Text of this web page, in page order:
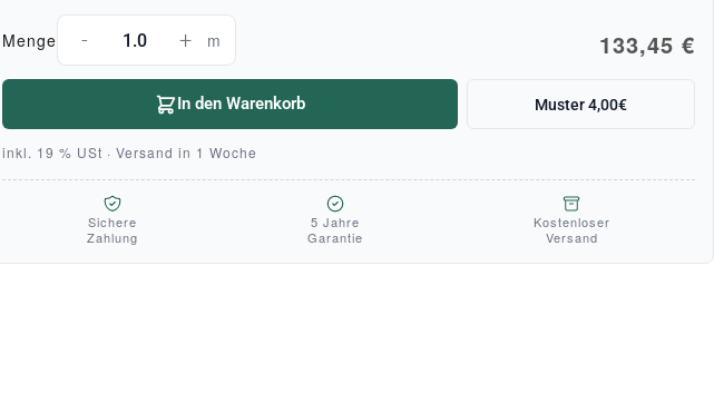
Menge - + m 133,45 €
In den Warenkorb Muster 4,00€
inkl. 19 % USt · Versand in 1 Woche
Sichere
Zahlung
5 Jahre
Garantie
Kostenloser
Versand